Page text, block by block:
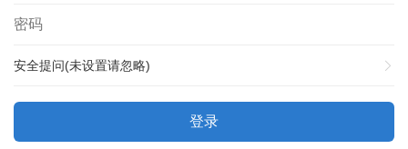
安全提问(未设置请忽略)
登录